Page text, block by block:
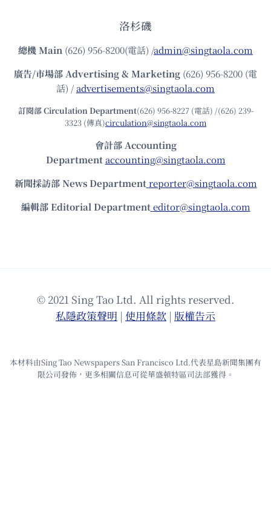
洛杉磯
總機Main (626) 956-8200(電話) /admin@singtaola.com
廣告/市場部Advertising & Marketing (626) 956-8200 (電
話) /advertisements@singtaola.com
訂閱部 Circulation Department(626) 956-8227 (電話) /(626) 239-
3323 (傳真)circulation@singtaola.com
會計部 Accounting
Department accounting@singtaola.com
新聞採訪部 News Department reporter@singtaola.com
編輯部 Editorial Department editor@singtaola.com
© 2021 Sing Tao Ltd. All rights reserved.
私隱政策聲明 | 使⽤條款 | 版權告⽰
本材料由Sing Tao Newspapers San Francisco Ltd.代表星島新聞集團有
限公司發佈，更多相關信息可從華盛頓特區司法部獲得。